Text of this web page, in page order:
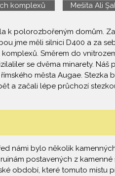
komplexů Mešita Ali
k polorozbořeným domům.
jme měli silnici D400 a za
Směrem do
se dvěma minarety.
města Augae.
a začali lépe průchozí
námi bylo několik
postavených z
období, které tomuto místu